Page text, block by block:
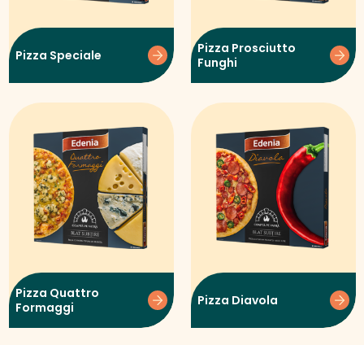
Pizza Speciale
Pizza Prosciutto
Funghi
Pizza Quattro
Formaggi
Pizza Diavola